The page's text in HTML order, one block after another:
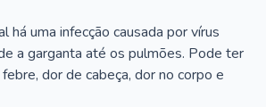
há uma infecção causada por vírus
a garganta até os pulmões. Pode ter
dor de cabeça, dor no corpo e